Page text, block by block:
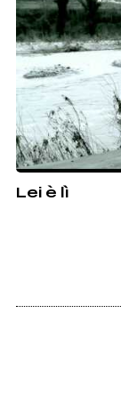
Lei è lì